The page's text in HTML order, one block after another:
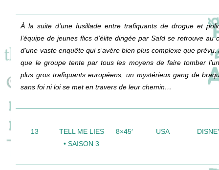
À la suite d’une fusillade entre trafiquants de drogue et
l’équipe de jeunes flics d’élite dirigée par Saïd se retrouve au
d’une vaste enquête qui s’avère bien plus complexe que prévu.
que le groupe tente par tous les moyens de faire tomber
plus gros trafiquants européens, un mystérieux gang de
sans foi ni loi se met en travers de leur chemin…
13
TELL ME LIES
• SAISON 3
8×45′ USA